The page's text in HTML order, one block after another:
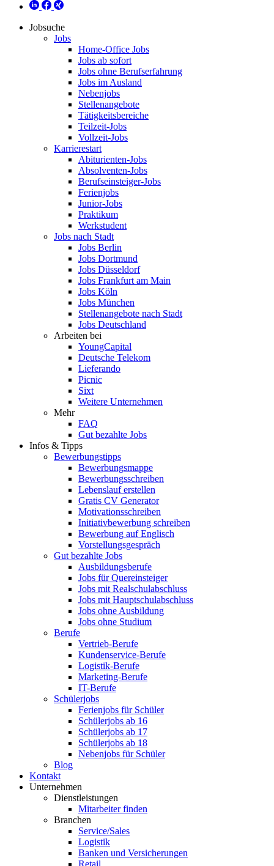
Jobsuche
Jobs
Home-Office Jobs
Jobs ab sofort
Jobs ohne Berufserfahrung
Jobs im Ausland
Nebenjobs
Stellenangebote
Tätigkeitsbereiche
Teilzeit-Jobs
Vollzeit-Jobs
Karrierestart
Abiturienten-Jobs
Absolventen-Jobs
Berufseinsteiger-Jobs
Ferienjobs
Junior-Jobs
Praktikum
Werkstudent
Jobs nach Stadt
Jobs Berlin
Jobs Dortmund
Jobs Düsseldorf
Jobs Frankfurt am Main
Jobs Köln
Jobs München
Stellenangebote nach Stadt
Jobs Deutschland
Arbeiten bei
YoungCapital
Deutsche Telekom
Lieferando
Picnic
Sixt
Weitere Unternehmen
Mehr
FAQ
Gut bezahlte Jobs
Infos & Tipps
Bewerbungstipps
Bewerbungsmappe
Bewerbungsschreiben
Lebenslauf erstellen
Gratis CV Generator
Motivationsschreiben
Initiativbewerbung schreiben
Bewerbung auf Englisch
Vorstellungsgespräch
Gut bezahlte Jobs
Ausbildungsberufe
Jobs für Quereinsteiger
Jobs mit Realschulabschluss
Jobs mit Hauptschulabschluss
Jobs ohne Ausbildung
Jobs ohne Studium
Berufe
Vertrieb-Berufe
Kundenservice-Berufe
Logistik-Berufe
Marketing-Berufe
IT-Berufe
Schülerjobs
Ferienjobs für Schüler
Schülerjobs ab 16
Schülerjobs ab 17
Schülerjobs ab 18
Nebenjobs für Schüler
Blog
Kontakt
Unternehmen
Dienstleistungen
Mitarbeiter finden
Branchen
Service/Sales
Logistik
Banken und Versicherungen
Retail